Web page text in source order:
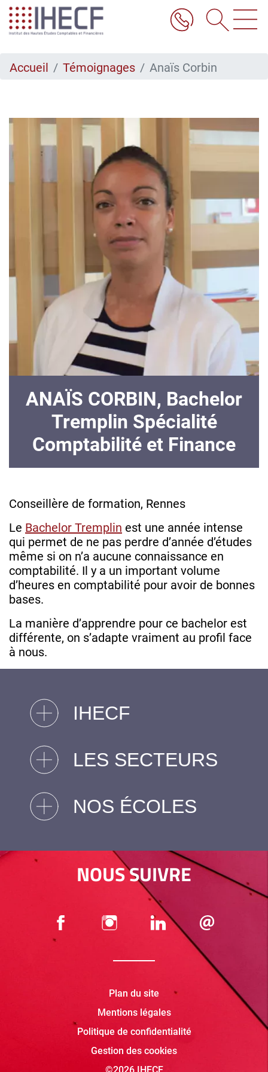
Aller
au
contenu
Accueil Témoignages Anaïs Corbin
ANAÏS CORBIN, Bachelor
Tremplin Spécialité
Comptabilité et Finance
Conseillère de formation, Rennes
Le Bachelor Tremplin est une année intense
qui permet de ne pas perdre d’année d’études
même si on n’a aucune connaissance en
comptabilité. Il y a un important volume
d’heures en comptabilité pour avoir de bonnes
bases.
La manière d’apprendre pour ce bachelor est
différente, on s’adapte vraiment au profil face
à nous.
IHECF
LES SECTEURS
NOS ÉCOLES
NOUS SUIVRE
Plan du site
Mentions légales
Politique de confidentialité
Gestion des cookies